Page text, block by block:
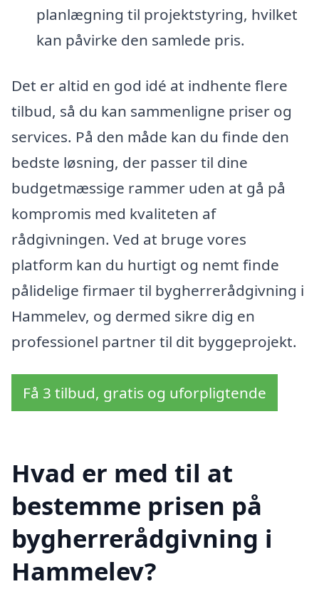
planlægning til projektstyring, hvilket
kan påvirke den samlede pris.
Det er altid en god idé at indhente flere
tilbud, så du kan sammenligne priser og
services. På den måde kan du finde den
bedste løsning, der passer til dine
budgetmæssige rammer uden at gå på
kompromis med kvaliteten af
rådgivningen. Ved at bruge vores
platform kan du hurtigt og nemt finde
pålidelige firmaer til bygherrerådgivning i
Hammelev, og dermed sikre dig en
professionel partner til dit byggeprojekt.
Få 3 tilbud, gratis og uforpligtende
Hvad er med til at
bestemme prisen på
bygherrerådgivning i
Hammelev?